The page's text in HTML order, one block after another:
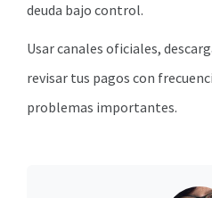
deuda bajo control.
Usar canales oficiales,
revisar tus pagos con
problemas importantes.